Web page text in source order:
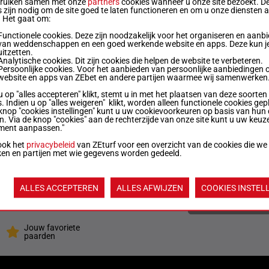
1h 2p 6p 1p 3p (23) 2p 4p 3p
1h 1p 6p 4p 4p
5h 1h 1p 1p 1p 4p 1p (23) 8p 12p 8p
Jouw favoriete
paarden
zijn nodig om de site goed te laten functioneren en om u onze diensten
Het gaat om:
cookies. Deze zijn noodzakelijk voor het organiseren en
weddenschappen en een goed werkende website en apps. Deze kun
cookies. Dit zijn cookies die helpen de website te verbeteren.
cookies. Voor het aanbieden van persoonlijke aanbiedingen
en apps van ZEbet en andere partijen waarmee wij
op "alles accepteren" klikt, stemt u in met het plaatsen van deze soorten
Indien u op "alles weigeren" klikt, worden alleen functionele cookies
"cookies instellingen" kunt u uw cookievoorkeuren op basis van hun
Via de knop "cookies" aan de rechterzijde van onze site kunt u uw
aanpassen."
het privacybeleid van ZEturf voor een overzicht van de cookies die we
en partijen met wie gegevens worden gedeeld.
ALLES ACCEPTEREN ALLES AFWIJZEN COOKIES